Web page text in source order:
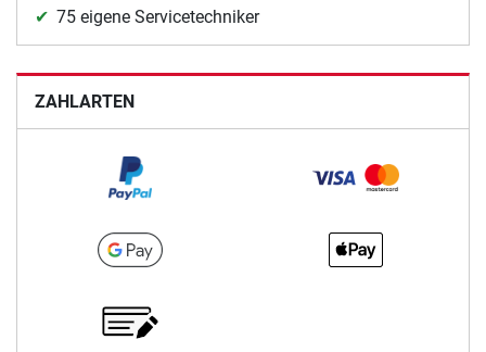
75 eigene Servicetechniker
ZAHLARTEN